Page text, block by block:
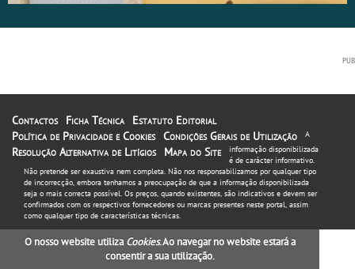
Contactos Ficha Técnica
Estatuto Editorial
Política de Privacidade e Cookies Condições Gerais de Utilização
Resolução Alternativa de Litígios
Mapa do Site
A
informação disponibilizada
é de carácter informativo.
Não pretende ser exaustiva nem completa. Não nos responsabilizamos por qualquer tipo
de incorrecção, embora tenhamos a preocupação de que a informação disponibilizada
seja o mais correcta possível. Os preços, quando existentes, são indicativos e devem ser
confirmados com os respectivos fornecedores ou marcas presentes neste portal, assim
como qualquer tipo de características técnicas.
O nosso website utiliza Cookies. Ao navegar no website estará a
consentir a sua utilização.